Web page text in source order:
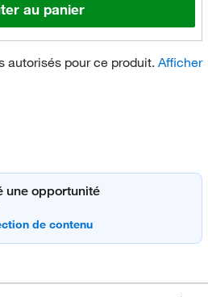
au panier
autorisés pour ce produit. Afficher
une opportunité